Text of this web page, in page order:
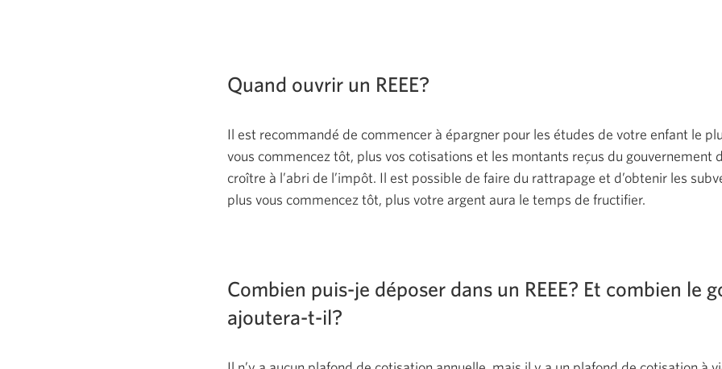
Quand ouvrir un REEE?
Il est recommandé de commencer à épargner pour les études de votre enfant le
vous commencez tôt, plus vos cotisations et les montants reçus du gouvernement
croître à l’abri de l’impôt. Il est possible de faire du rattrapage et d’obtenir les
plus vous commencez tôt, plus votre argent aura le temps de fructifier.
Combien puis-je déposer dans un REEE? Et combien le
ajoutera-t-il?